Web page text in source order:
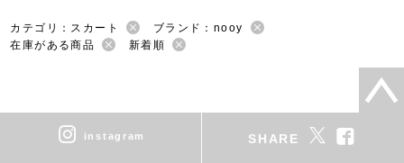
カテゴリ：スカート
ブランド：nooy
在庫がある商品
新着順
instagram SHARE